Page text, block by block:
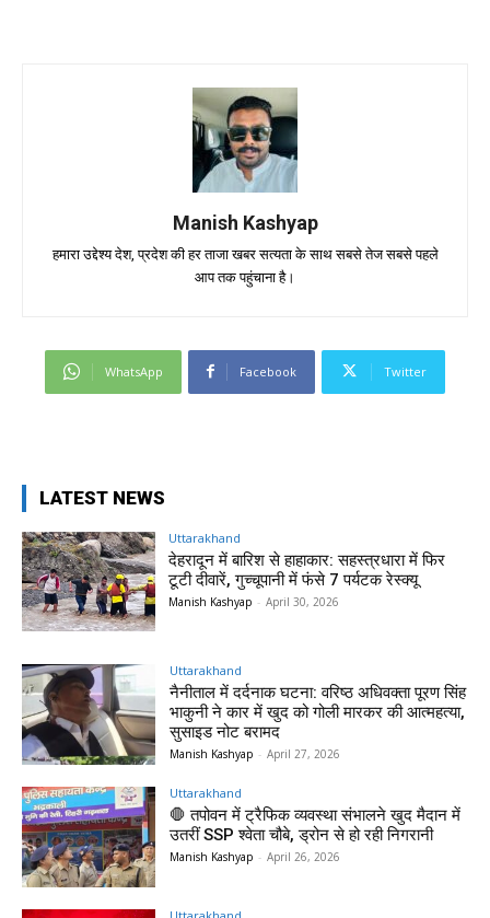
Manish Kashyap
हमारा उद्देश्य देश, प्रदेश की हर ताजा खबर सत्यता के साथ सबसे तेज सबसे पहले
आप तक पहुंचाना है।
WhatsApp Facebook Twitter
LATEST NEWS
Uttarakhand
देहरादून में बारिश से हाहाकार: सहस्त्रधारा में फिर
टूटी दीवारें, गुच्चूपानी में फंसे 7 पर्यटक रेस्क्यू
Manish Kashyap - April 30, 2026
Uttarakhand
नैनीताल में दर्दनाक घटना: वरिष्ठ अधिवक्ता पूरण सिंह
भाकुनी ने कार में खुद को गोली मारकर की आत्महत्या,
सुसाइड नोट बरामद
Manish Kashyap - April 27, 2026
Uttarakhand
🛑 तपोवन में ट्रैफिक व्यवस्था संभालने खुद मैदान में
उतरीं SSP श्वेता चौबे, ड्रोन से हो रही निगरानी
Manish Kashyap - April 26, 2026